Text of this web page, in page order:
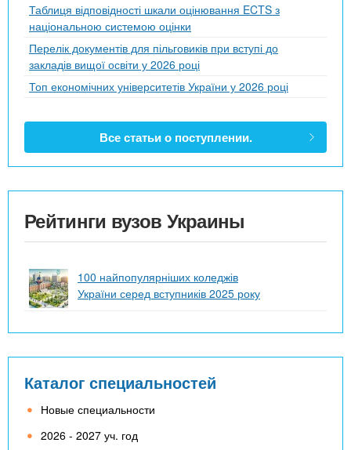
Таблиця відповідності шкали оцінювання ECTS з
національною системою оцінки
Перелік документів для пільговиків при вступі до
закладів вищої освіти у 2026 році
Топ економічних університетів України у 2026 році
Все статьи о поступлении.
Рейтинги вузов Украины
100 найпопулярніших коледжів
України серед вступників 2025 року
Каталог специальностей
Новые специальности
2026 - 2027 уч. год